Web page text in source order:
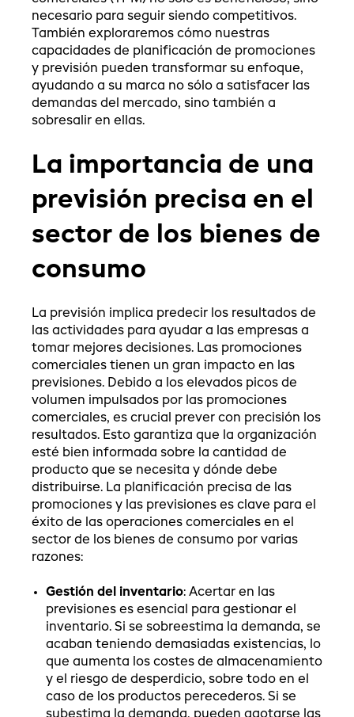
necesario para seguir siendo competitivos.
También exploraremos cómo nuestras
capacidades de planificación de promociones
y previsión pueden transformar su enfoque,
ayudando a su marca no sólo a satisfacer las
demandas del mercado, sino también a
sobresalir en ellas.
La importancia de una
previsión precisa en el
sector de los bienes de
consumo
La previsión implica predecir los resultados de
las actividades para ayudar a las empresas a
tomar mejores decisiones. Las promociones
comerciales tienen un gran impacto en las
previsiones. Debido a los elevados picos de
volumen impulsados por las promociones
comerciales, es crucial prever con precisión los
resultados. Esto garantiza que la organización
esté bien informada sobre la cantidad de
producto que se necesita y dónde debe
distribuirse. La planificación precisa de las
promociones y las previsiones es clave para el
éxito de las operaciones comerciales en el
sector de los bienes de consumo por varias
razones:
Gestión del inventario: Acertar en las
previsiones es esencial para gestionar el
inventario. Si se sobreestima la demanda, se
acaban teniendo demasiadas existencias, lo
que aumenta los costes de almacenamiento
y el riesgo de desperdicio, sobre todo en el
caso de los productos perecederos. Si se